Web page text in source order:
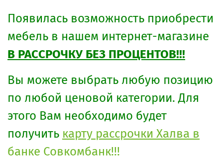
Появилась возможность приобрести
мебель в нашем интернет-магазине
В РАССРОЧКУ БЕЗ ПРОЦЕНТОВ!!!
Вы можете выбрать любую позицию
по любой ценовой категории. Для
этого Вам необходимо будет
получить карту рассрочки Халва в
банке Совкомбанк!!!